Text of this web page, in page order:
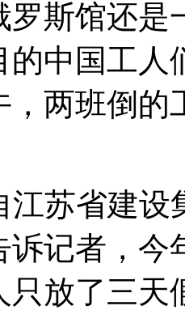
罗斯馆还是
的中国工人
，两班倒的
苏省建设
诉记者，今
只放了三